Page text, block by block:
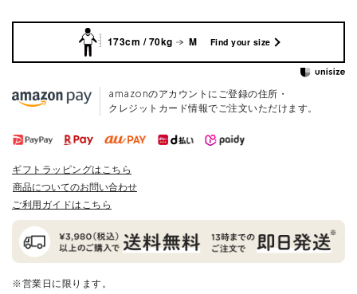
173cm / 70kg M Find your size
amazonのアカウントにご登録の住所・
クレジットカード情報でご注文いただけます。
ギフトラッピングはこちら
商品についてのお問い合わせ
ご利用ガイドはこちら
※営業日に限ります。